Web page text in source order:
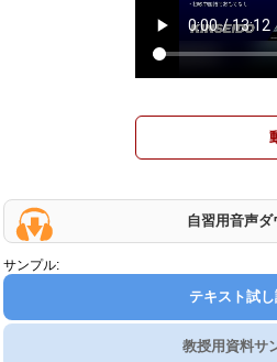
自習用音声ダ
サンプル:
テキスト試
教授用資料サ